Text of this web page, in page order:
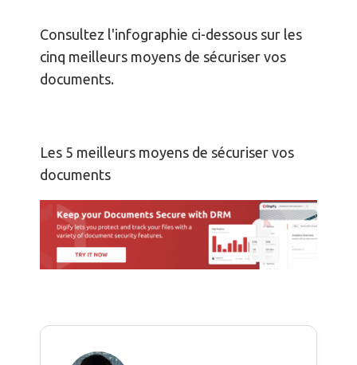
Consultez l'infographie ci-dessous sur les
cinq meilleurs moyens de sécuriser vos
documents.
Les 5 meilleurs moyens de sécuriser vos
documents